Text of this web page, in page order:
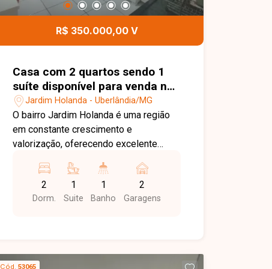
para conhecer este excelente
R$ 350.000,00 V
Casa com 2 quartos sendo 1
suíte disponível para venda no
bairro Jardim Holanda em
Uberlândia-MG
Jardim Holanda - Uberlândia/MG
O bairro Jardim Holanda é uma região
em constante crescimento e
valorização, oferecendo excelente
principais vias de Uberlândia. Próximo a
supermercados, escolas, farmácias,
comércios e diversos serviços, o bairro
social, cozinha, área de serviço e 2
2
Dorm.
1
Suite
1
Banho
2
Garagens
Cód. 53065